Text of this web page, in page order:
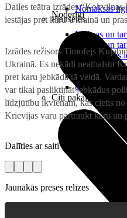
Noderīgi
Maksas un
Maksas un
LMT Kartes
Kur nopirkt
Kā kļūt par
eSIM
Citi pakalpojumi
Nomaksas
Planšetes
Dailes teātra izrādes “Kokvilnas
iestājas pret karu Ukrainā un
Izrādes režisors Timofejs
Ukrainā. Es nekādi neatbalstu
pret karu jebkādā tā veidā.
var tikai pasliktināt jebkādus
līdzjūtību ikvienam, kas cietis
Krievijas varu pārtraukt karu un
Dalīties ar saiti
Jaunākās preses relīzes